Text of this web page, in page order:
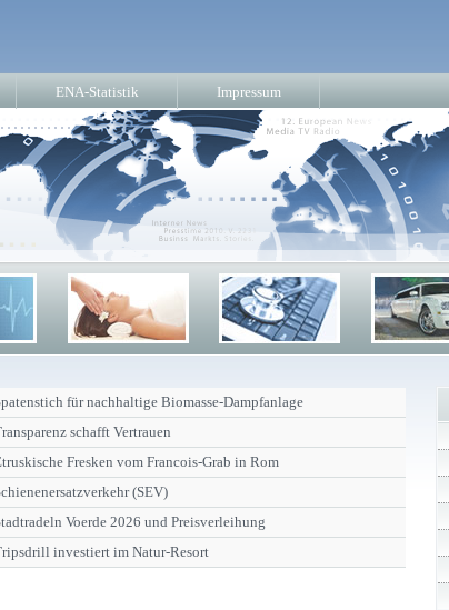
ENA-Statistik Impressum
für nachhaltige Biomasse-Dampfanlage
schafft Vertrauen
Fresken vom Francois-Grab in Rom
(SEV)
Voerde 2026 und Preisverleihung
investiert im Natur-Resort